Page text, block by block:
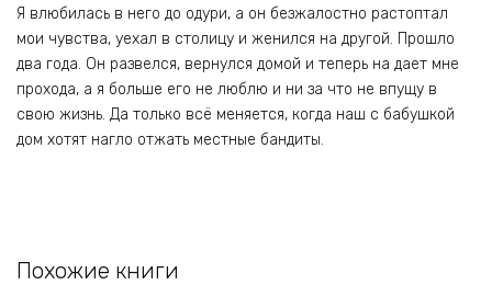
Я влюбилась в него до одури, а он безжалостно растоптал
мои чувства, уехал в столицу и женился на другой. Прошло
два года. Он развелся, вернулся домой и теперь на дает мне
прохода, а я больше его не люблю и ни за что не впущу в
свою жизнь. Да только всё меняется, когда наш с бабушкой
дом хотят нагло отжать местные бандиты.
Похожие книги